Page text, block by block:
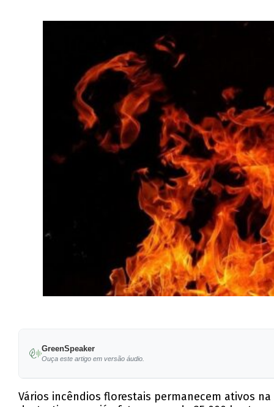
GreenSpeaker
Ouça este artigo em versão áudio.
Vários incêndios florestais permanecem ativos